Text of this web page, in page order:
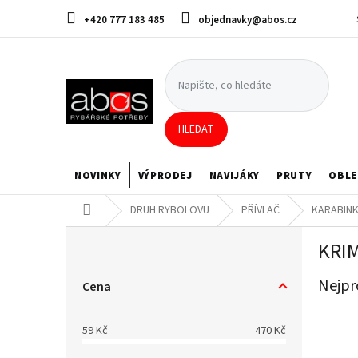
obsah
+420 777 183 485 objednavky@abos.cz
HLEDAT
NOVINKY VÝPRODEJ NAVIJÁKY PRUTY
Domů DRUH RYBOLOVU PŘÍVLAČ
Cena
59Kč 470Kč